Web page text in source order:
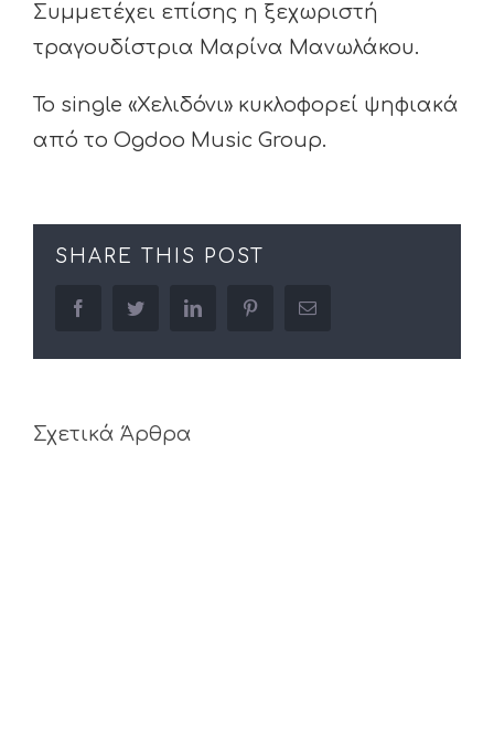
Συμμετέχει επίσης η ξεχωριστή
τραγουδίστρια Μαρίνα Μανωλάκου.
To single «Χελιδόνι» κυκλοφορεί ψηφιακά
από το Ogdoo Music Group.
SHARE THIS POST
facebooktwitter linkedin pinterestEmail
Σχετικά Άρθρα